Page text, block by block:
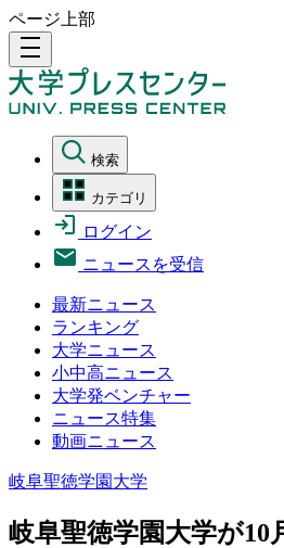
ページ上部
density_medium
検索
カテゴリ
ログイン
ニュースを受信
最新ニュース
ランキング
大学ニュース
小中高ニュース
大学発ベンチャー
ニュース特集
動画ニュース
岐阜聖徳学園大学
岐阜聖徳学園大学が10